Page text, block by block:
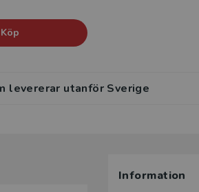
Köp
levererar utanför Sverige
Information